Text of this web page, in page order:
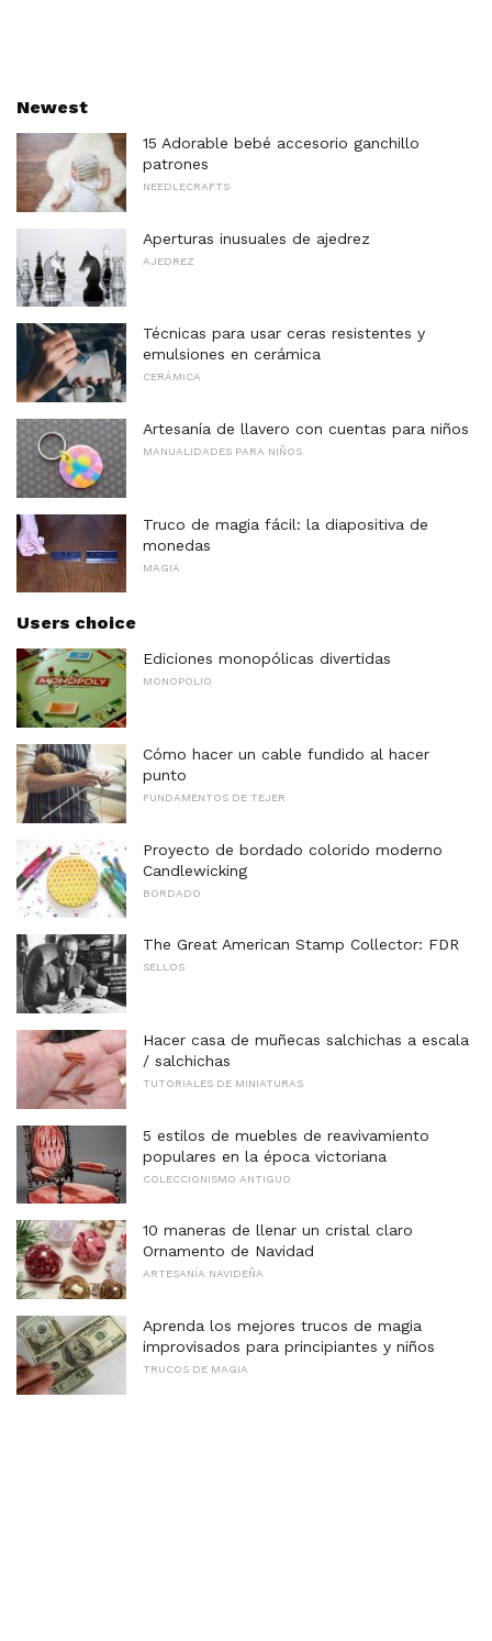
Newest
15 Adorable bebé accesorio ganchillo
patrones
NEEDLECRAFTS
Aperturas inusuales de ajedrez
AJEDREZ
Técnicas para usar ceras resistentes y
emulsiones en cerámica
CERÁMICA
Artesanía de llavero con cuentas para niños
MANUALIDADES PARA NIÑOS
Truco de magia fácil: la diapositiva de
monedas
MAGIA
Users choice
Ediciones monopólicas divertidas
MONOPOLIO
Cómo hacer un cable fundido al hacer
punto
FUNDAMENTOS DE TEJER
Proyecto de bordado colorido moderno
Candlewicking
BORDADO
The Great American Stamp Collector: FDR
SELLOS
Hacer casa de muñecas salchichas a escala
/ salchichas
TUTORIALES DE MINIATURAS
5 estilos de muebles de reavivamiento
populares en la época victoriana
COLECCIONISMO ANTIGUO
10 maneras de llenar un cristal claro
Ornamento de Navidad
ARTESANÍA NAVIDEÑA
Aprenda los mejores trucos de magia
improvisados ​​para principiantes y niños
TRUCOS DE MAGIA